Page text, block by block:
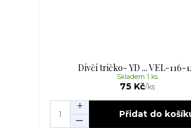
Dívčí tričko- YD ... VEL-116-
75 Kč/ks
Skladem 1 ks
Přidat do